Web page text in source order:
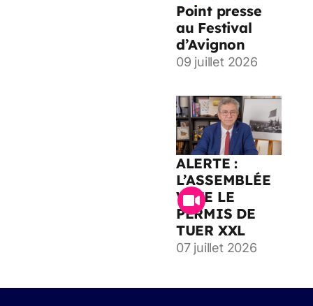
Point presse
au Festival
d’Avignon
09 juillet 2026
ALERTE :
L’ASSEMBLÉE
VOTE LE
PERMIS DE
TUER XXL
07 juillet 2026